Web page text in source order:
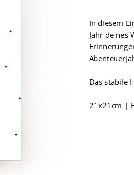
In diesem
Jahr deines
Das stabile
21x21cm |